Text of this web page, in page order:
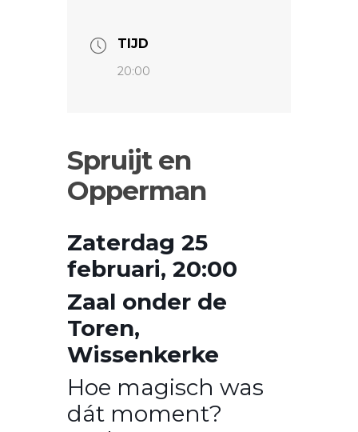
TIJD
20:00
Spruijt en
Opperman
Zaterdag 25
februari, 20:00
Zaal onder de
Toren,
Wissenkerke
Hoe magisch was
dát moment?